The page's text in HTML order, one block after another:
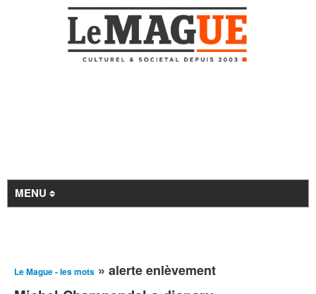
MENU
À la Une
Le Mague - les mots » alerte enlèvement